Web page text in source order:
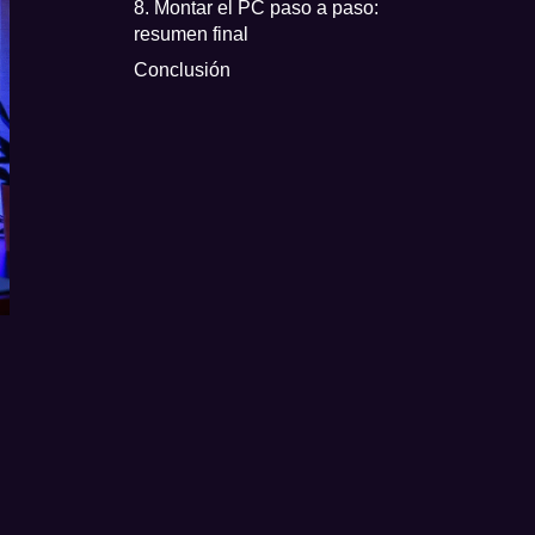
8. Montar el PC paso a paso:
resumen final
Conclusión